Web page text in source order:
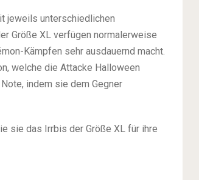
jeweils unterschiedlichen
Größe XL verfügen normalerweise
Kämpfen sehr ausdauernd macht.
welche die Attacke Halloween
indem sie dem Gegner
sie das Irrbis der Größe XL für ihre